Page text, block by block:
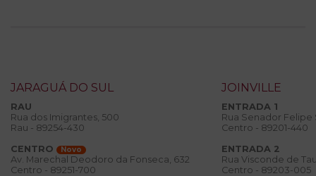
JARAGUÁ DO SUL
RAU
Rua dos Imigrantes, 500
Rau - 89254-430
CENTRO
Novo
Av. Marechal Deodoro da Fonseca, 632
Centro - 89251-700
JOINVILLE
ENTRADA 1
Rua Senador
Centro - 89201-440
ENTRADA 2
Rua Visconde de
Centro - 89203-005